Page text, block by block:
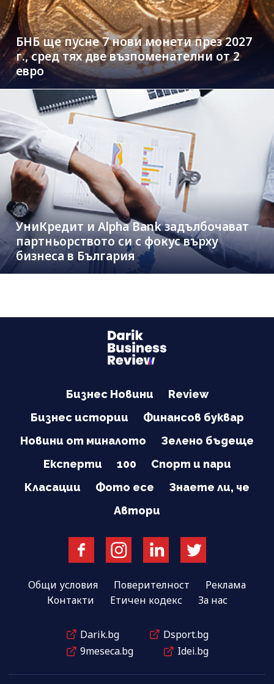
БНБ ще пусне 7 нови монети през 2027
г., сред тях две възпоменателни от 2
евро
УниКредит и Alpha Bank задълбочават
партньорството си с фокус върху
бизнеса в България
Бизнес Новини
Review
Бизнес истории
Финансов буквар
Новини от миналото
Зелено бъдеще
Експерти
100
Спорт и пари
Класации
Фото есе
Знаете ли, че
Автори
Общи условия Поверителност
Реклама
Контакти
Етичен кодекс За нас
Darik.bg
Dsport.bg
9meseca.bg
Idei.bg